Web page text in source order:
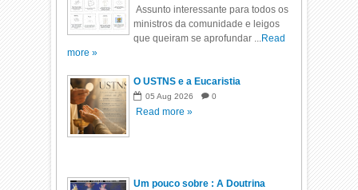
Assunto interessante para todos os
ministros da comunidade e leigos
que queiram se aprofundar ...Read
more »
O USTNS e a Eucaristia
05 Aug 2026 0
Read more »
Um pouco sobre : A Doutrina